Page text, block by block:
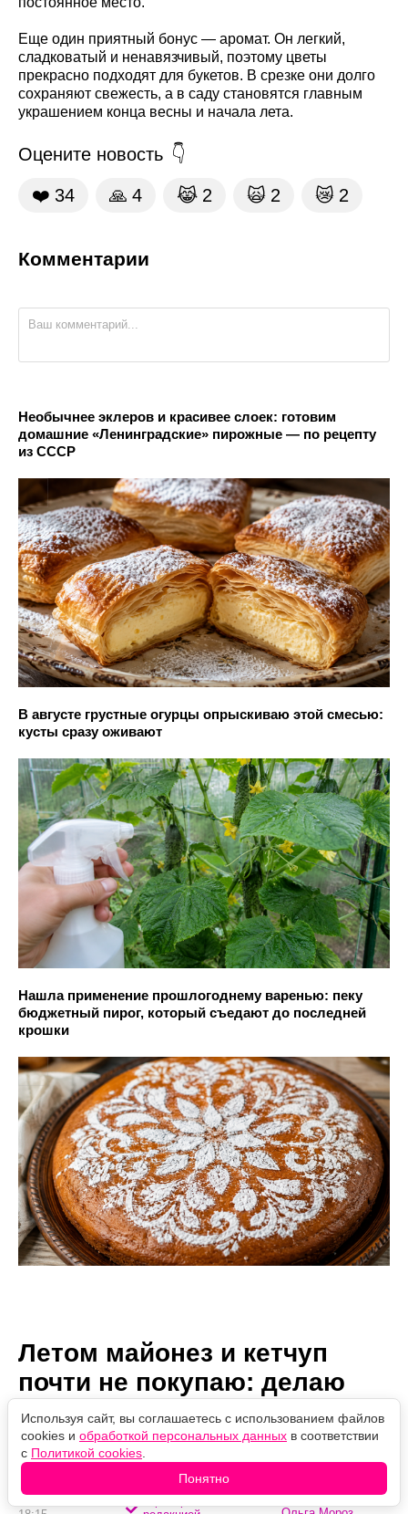
Еще один приятный бонус — аромат. Он легкий,
сладковатый и ненавязчивый, поэтому цветы
прекрасно подходят для букетов. В срезке они долго
сохраняют свежесть, а в саду становятся главным
украшением конца весны и начала лета.
Оцените новость
❤️ 34 🙏 4 😹 2 🙀 2 😿 2
Комментарии
Необычнее эклеров и красивее слоек: готовим
домашние «Ленинградские» пирожные — по рецепту
из СССР
В августе грустные огурцы опрыскиваю этой смесью:
кусты сразу оживают
Нашла применение прошлогоднему варенью: пеку
бюджетный пирог, который съедают до последней
крошки
Летом майонез и кетчуп
почти не покупаю: делаю
чимичурри — полезный
соус из базилика
Автор:
Используя сайт, вы соглашаетесь с использованием файлов
cookies и обработкой персональных данных в соответствии
с Политикой cookies
Понятно